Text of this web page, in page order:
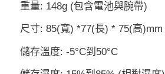
重量: 148g (包含電池與腕帶)
尺寸: 85(寬) *77(長) * 75(高)mm
儲存溫度: -5°C到50°C